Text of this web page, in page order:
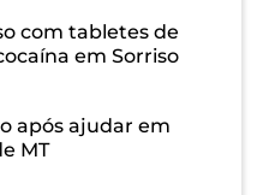
com tabletes de
em Sorriso
após ajudar em
MT